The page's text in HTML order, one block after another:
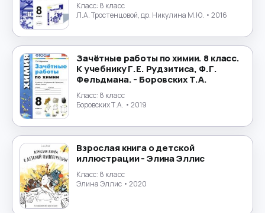
Экология
Экономика →
Юриспруденция
Японский язык
Класс: 8 класс
Л.А. Тростенцовой, др. Никулина М.Ю. • 2016
Зачётные работы по химии. 8 класс.
К учебнику Г.Е. Рудзитиса, Ф.Г.
Фельдмана. - Боровских Т.А.
Класс: 8 класс
Боровских Т.А. • 2019
Взрослая книга о детской
иллюстрации - Элина Эллис
Класс: 8 класс
Элина Эллис • 2020